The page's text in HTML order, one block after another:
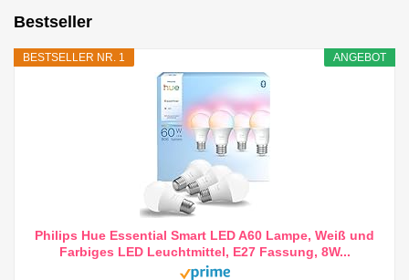
Bestseller
ANGEBOT
BESTSELLER NR. 1
Philips Hue Essential Smart LED A60 Lampe, Weiß und
Farbiges LED Leuchtmittel, E27 Fassung, 8W...